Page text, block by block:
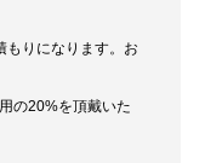
りになります。お
の20%を頂戴いた